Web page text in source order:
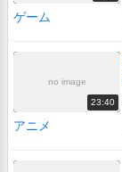
ゲーム
no image
23:40
アニメ